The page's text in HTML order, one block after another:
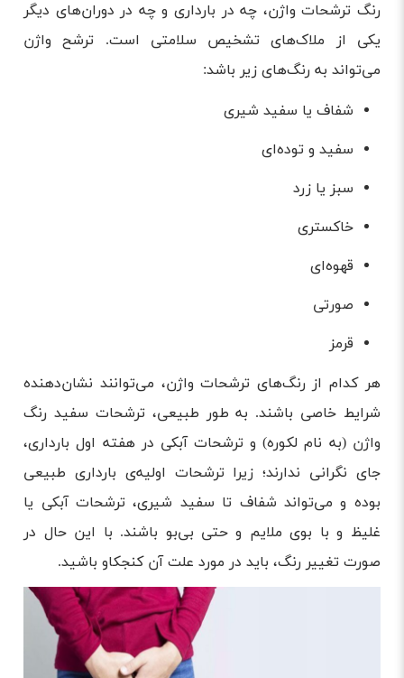
رنگ ترشحات واژن، چه در بارداری و چه در دوران‌های دیگر
یکی از ملاک‌های تشخیص سلامتی است. ترشح واژن
می‌تواند به رنگ‌های زیر باشد:
شفاف یا سفید شیری
سفید و توده‌ای
سبز یا زرد
خاکستری
قهوه‌ای
صورتی
قرمز
هر کدام از رنگ‌های ترشحات واژن، می‌توانند نشان‌دهنده
شرایط خاصی باشند. به طور طبیعی، ترشحات سفید رنگ
واژن (به نام لکوره) و ترشحات آبکی در هفته اول بارداری،
جای نگرانی ندارند؛ زیرا ترشحات اولیه‌ی بارداری طبیعی
بوده و می‌تواند شفاف تا سفید شیری، ترشحات آبکی یا
غلیظ و با بوی ملایم و حتی بی‌بو باشند. با این حال در
صورت تغییر رنگ، باید در مورد علت آن کنجکاو باشید.